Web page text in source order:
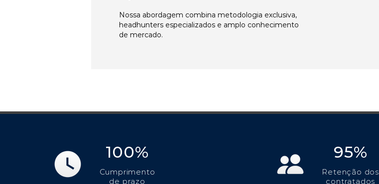
Nossa abordagem combina metodologia exclusiva,
headhunters especializados e amplo conhecimento
de mercado.
100%
Cumprimento
de prazo
95%
Retenção dos
contratados